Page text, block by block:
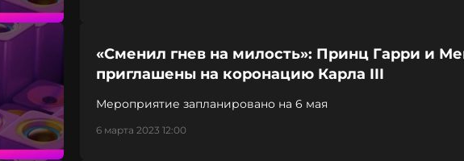
«Сменил гнев на милость»: Принц Гарри и
приглашены на коронацию Карла III
Мероприятие запланировано на 6 мая
6 марта 2023 12:00